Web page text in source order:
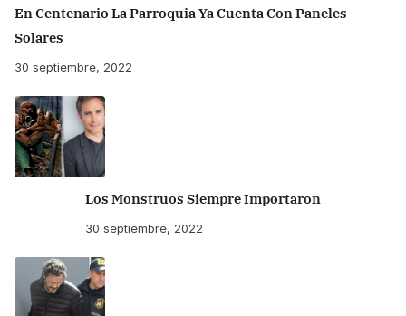
En Centenario La Parroquia Ya Cuenta Con Paneles
Solares
30 septiembre, 2022
Los Monstruos Siempre Importaron
30 septiembre, 2022